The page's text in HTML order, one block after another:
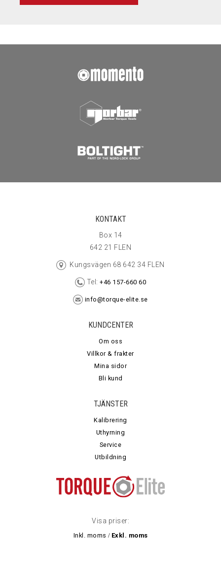
KONTAKT
Box 14
642 21 FLEN
Kungsvägen 68 642 34 FLEN
Tel: +46 157-660 60
info@torque-elite.se
KUNDCENTER
Om oss
Villkor & frakter
Mina sidor
Bli kund
TJÄNSTER
Kalibrering
Uthyrning
Service
Utbildning
Visa priser:
Inkl. moms / Exkl. moms